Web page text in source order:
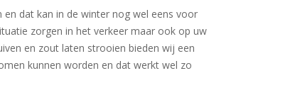
dat kan in de winter nog wel eens voor
zorgen in het verkeer maar ook op uw
en zout laten strooien bieden wij een
kunnen worden en dat werkt wel zo